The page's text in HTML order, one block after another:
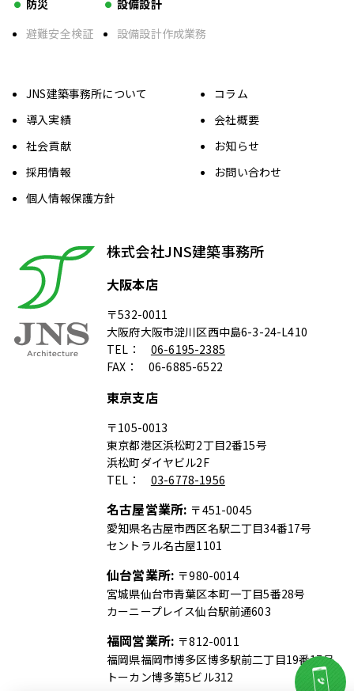
防災
避難安全検証
設備設計
設備設計作成業務
JNS建築事務所について
コラム
導入実績
会社概要
社会貢献
お知らせ
採用情報
お問い合わせ
個人情報保護方針
株式会社JNS建築事務所
大阪本店
〒532-0011
大阪府大阪市淀川区西中島6-3-24-L410
TEL： 06-6195-2385
FAX： 06-6885-6522
東京支店
〒105-0013
東京都港区浜松町2丁目2番15号
浜松町ダイヤビル2F
TEL： 03-6778-1956
名古屋営業所: 〒451-0045
愛知県名古屋市西区名駅二丁目34番17号
セントラル名古屋1101
仙台営業所: 〒980-0014
宮城県仙台市青葉区本町一丁目5番28号
カーニープレイス仙台駅前通603
福岡営業所: 〒812-0011
福岡県福岡市博多区博多駅前二丁目19番17号
トーカン博多第5ビル312